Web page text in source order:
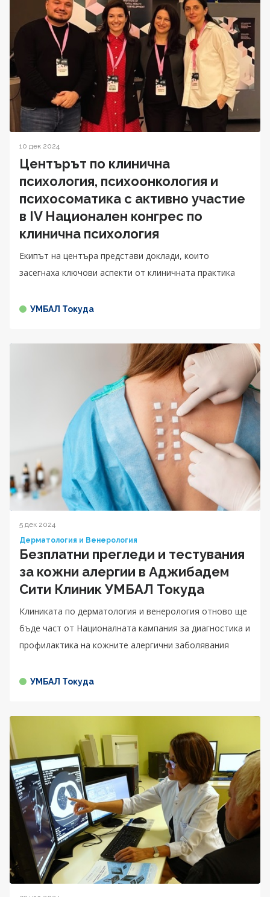
10 дек 2024
Центърът по клинична
психология, психоонкология и
психосоматика с активно участие
в IV Национален конгрес по
клинична психология
Екипът на центъра представи доклади, които
засегнаха ключови аспекти от клиничната практика
УМБАЛ Токуда
5 дек 2024
Дерматология и Венерология
Безплатни прегледи и тестувания
за кожни алергии в Аджибадем
Сити Клиник УМБАЛ Токуда
Клиниката по дерматология и венерология отново ще
бъде част от Националната кампания за диагностика и
профилактика на кожните алергични заболявания
УМБАЛ Токуда